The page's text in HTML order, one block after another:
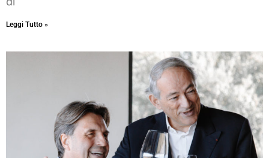
Leggi Tutto »